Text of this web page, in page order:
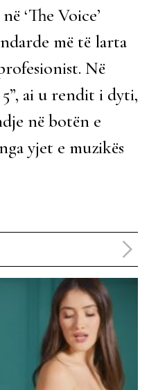
‘The Voice’
më të larta
Në
ai u rendit i dyti,
në botën e
yjet e muzikës